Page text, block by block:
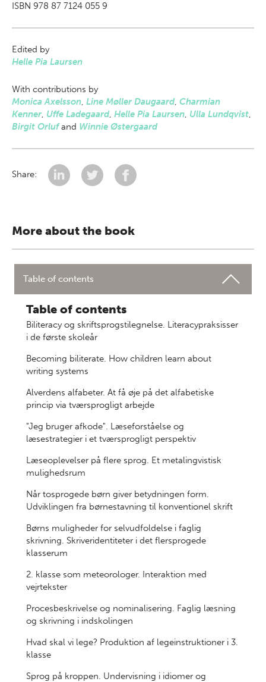
ISBN 978 87 7124 055 9
Edited by
Helle Pia Laursen
With contributions by
Monica Axelsson, Line Møller Daugaard, Charmian
Kenner, Uffe Ladegaard, Helle Pia Laursen, Ulla Lundqvist,
Birgit Orlufand Winnie Østergaard
Share:
More about the book
Table of contents
Table of contents
Biliteracy og skriftsprogstilegnelse. Literacypraksisser
i de første skoleår
Becoming biliterate. How children learn about
writing systems
Alverdens alfabeter. At få øje på det alfabetiske
princip via tværsprogligt arbejde
"Jeg bruger afkode". Læseforståelse og
læsestrategier i et tværsprogligt perspektiv
Læseoplevelser på flere sprog. Et metalingvistisk
mulighedsrum
Når tosprogede børn giver betydningen form.
Udviklingen fra børnestavning til konventionel skrift
Børns muligheder for selvudfoldelse i faglig
skrivning. Skriveridentiteter i det flersprogede
klasserum
2. klasse som meteorologer. Interaktion med
vejrtekster
Procesbeskrivelse og nominalisering. Faglig læsning
og skrivning i indskolingen
Hvad skal vi lege? Produktion af legeinstruktioner i 3.
klasse
Sprog på kroppen. Undervisning i idiomer og